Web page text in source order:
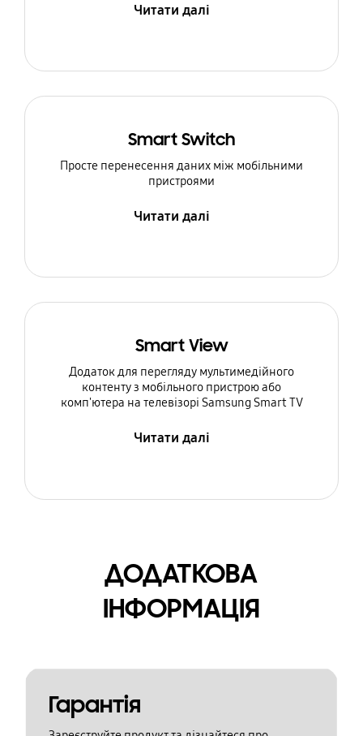
Читати далі
Smart Switch
Просте перенесення даних між мобільними
пристроями
Читати далі
Smart View
Додаток для перегляду мультимедійного
контенту з мобільного пристрою або
комп'ютера на телевізорі Samsung Smart TV
Читати далі
ДОДАТКОВА
ІНФОРМАЦІЯ
Гарантія